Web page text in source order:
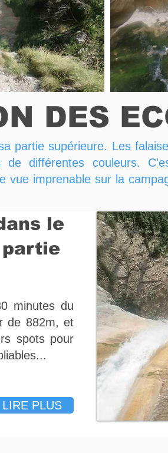
DES
partie supérieure. Les
de différentes couleurs.
vue imprenable sur la
le
partie
minutes du
de 882m, et
spots pour
LIRE PLUS